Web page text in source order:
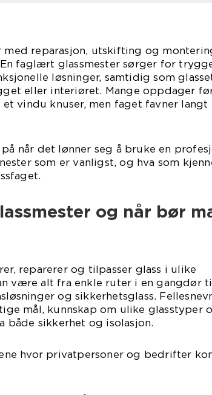
med reparasjon, utskifting og
faglært glassmester sørger for
løsninger, samtidig som
eller interiøret. Mange oppdager
et vindu knuser, men faget favner langt
når det lønner seg å bruke en
som er vanligst, og hva som
og når bør
reparerer og tilpasser glass i ulike
være alt fra enkle ruter i en gangdør
og sikkerhetsglass.
mål, kunnskap om ulike glasstyper
både sikkerhet og isolasjon.
hvor privatpersoner og bedrifter